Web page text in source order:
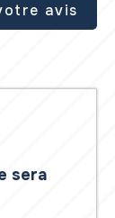
avis
sera